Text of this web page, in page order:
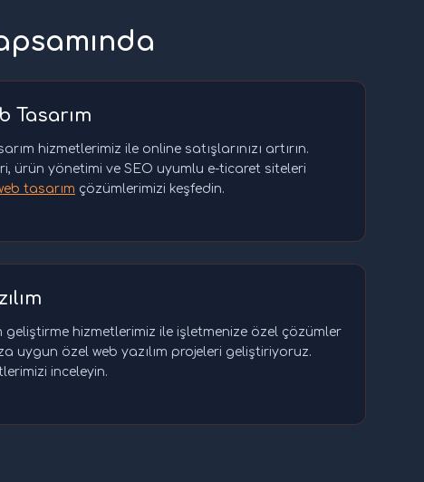
Tasarım
hizmetlerimiz ile online satışlarınızı artırın.
ürün yönetimi ve SEO uyumlu e-ticaret siteleri
tasarım çözümlerimizi keşfedin.
geliştirme hizmetlerimiz ile işletmenize özel çözümler
uygun özel web yazılım projeleri geliştiriyoruz.
inceleyin.